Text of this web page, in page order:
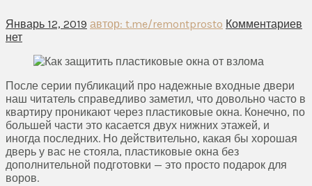
Январь 12, 2019 автор: t.me/remontprosto Комментариев
нет
После серии публикаций про надежные входные двери
наш читатель справедливо заметил, что довольно часто в
квартиру проникают через пластиковые окна. Конечно, по
большей части это касается двух нижних этажей, и
иногда последних. Но действительно, какая бы хорошая
дверь у вас не стояла, пластиковые окна без
дополнительной подготовки — это просто подарок для
воров.